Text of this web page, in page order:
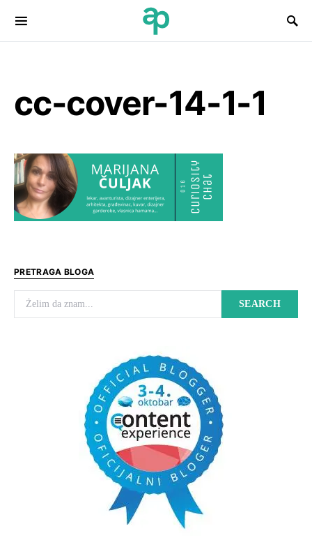
Search for:
cc-cover-14-1-1
PRETRAGA BLOGA
Search for:
SEARCH